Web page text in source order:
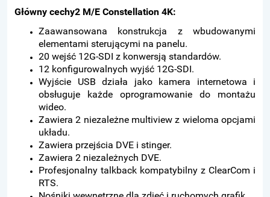
Główny cechy2 M/E Constellation 4K:
Zaawansowana konstrukcja z wbudowanymi
elementami sterującymi na panelu.
20 wejść 12G-SDI z konwersją standardów.
12 konfigurowalnych wyjść 12G-SDI.
Wyjście USB działa jako kamera internetowa i
obsługuje każde oprogramowanie do montażu
wideo.
Zawiera 2 niezależne multiview z wieloma opcjami
układu.
Zawiera przejścia DVE i stinger.
Zawiera 2 niezależnych DVE.
Profesjonalny talkback kompatybilny z ClearCom i
RTS.